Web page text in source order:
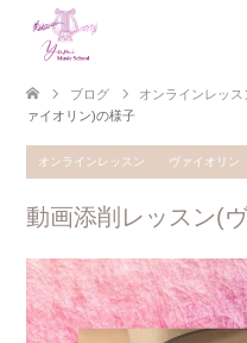
ブログ オンラインレッス
ァイオリン)の様子
オンラインレッスン ヴァイオリン
動画添削レッスン(